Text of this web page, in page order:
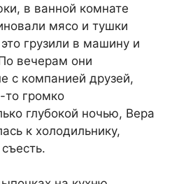
в ванной комнате
мясо и тушки
грузили в машину и
вечерам они
с компанией друзей,
то громко
глубокой ночью, Вера
к холодильнику,